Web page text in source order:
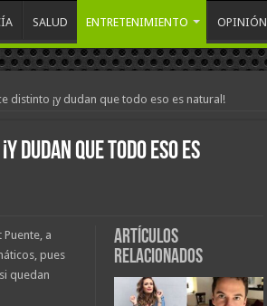
SALUD ENTRETENIMIENTO OPINIÓN
distinto ¡y dudan que todo eso es natural!
dudan que todo eso es
Artículos
relacionados
a
pues
quedan